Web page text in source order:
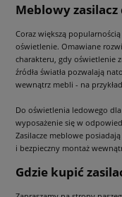
Meblowy zasilacz
Coraz większą
oświetlenie. Omawiane
charakteru, gdy oświetlenie
źródła światła pozwalają
wewnątrz mebli - na
Do oświetlenia ledowego
wyposażenie się w
Zasilacze meblowe
i bezpieczny montaż
Gdzie kupić